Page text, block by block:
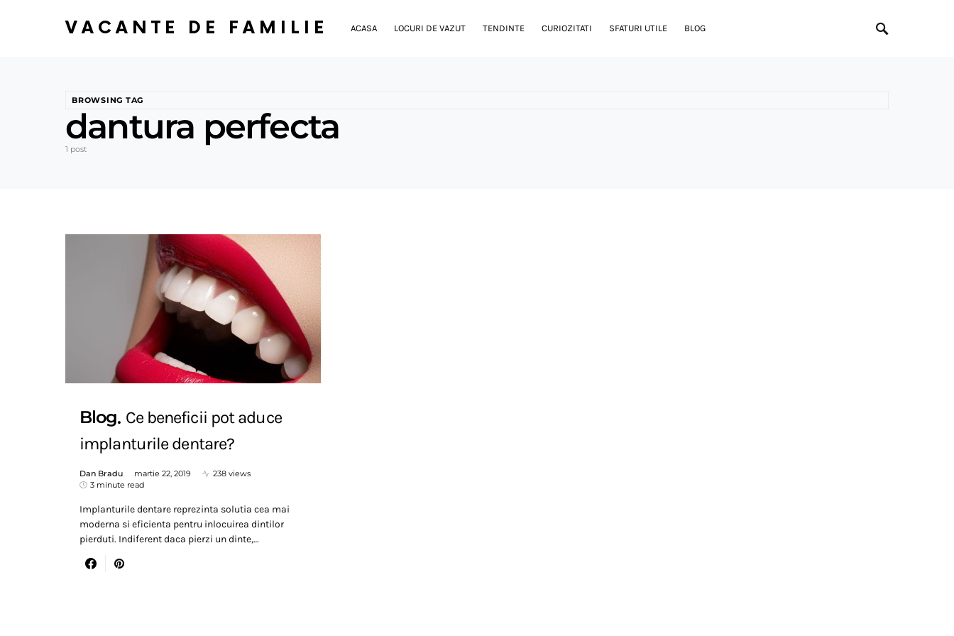
VACANTE DE FAMILIE ACASA LOCURI DE VAZUT TENDINTE CURIOZITATI SFATURI UTILE BLOG
BROWSING TAG
dantura perfecta
1 post
Blog Ce beneficii pot aduce
implanturile dentare?
Dan Bradu martie 22, 2019
238 views
3 minute read
Implanturile dentare reprezinta solutia cea mai
moderna si eficienta pentru inlocuirea dintilor
pierduti. Indiferent daca pierzi un dinte,…